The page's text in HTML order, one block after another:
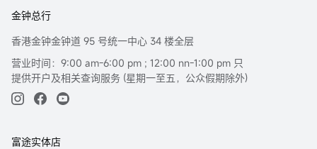
金钟总行
香港金钟金钟道 95 号统一中心 34 楼全层
营业时间：9:00 am-6:00 pm ; 12:00 nn-1:00 pm 只
提供开户及相关查询服务 (星期一至五，公众假期除外)
富途实体店